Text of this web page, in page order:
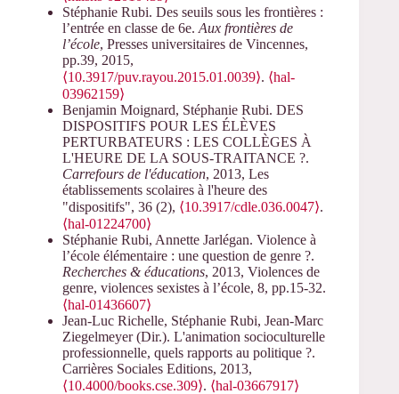
Stéphanie Rubi. Des seuils sous les frontières :
l’entrée en classe de 6e. Aux frontières de
l’école, Presses universitaires de Vincennes,
pp.39, 2015,
⟨10.3917/puv.rayou.2015.01.0039⟩. ⟨hal-
03962159⟩
Benjamin Moignard, Stéphanie Rubi. DES
DISPOSITIFS POUR LES ÉLÈVES
PERTURBATEURS : LES COLLÈGES À
L'HEURE DE LA SOUS-TRAITANCE ?.
Carrefours de l'éducation, 2013, Les
établissements scolaires à l'heure des
"dispositifs", 36 (2), ⟨10.3917/cdle.036.0047⟩.
⟨hal-01224700⟩
Stéphanie Rubi, Annette Jarlégan. Violence à
l’école élémentaire : une question de genre ?.
Recherches & éducations, 2013, Violences de
genre, violences sexistes à l’école, 8, pp.15-32.
⟨hal-01436607⟩
Jean-Luc Richelle, Stéphanie Rubi, Jean-Marc
Ziegelmeyer (Dir.). L'animation socioculturelle
professionnelle, quels rapports au politique ?.
Carrières Sociales Editions, 2013,
⟨10.4000/books.cse.309⟩. ⟨hal-03667917⟩